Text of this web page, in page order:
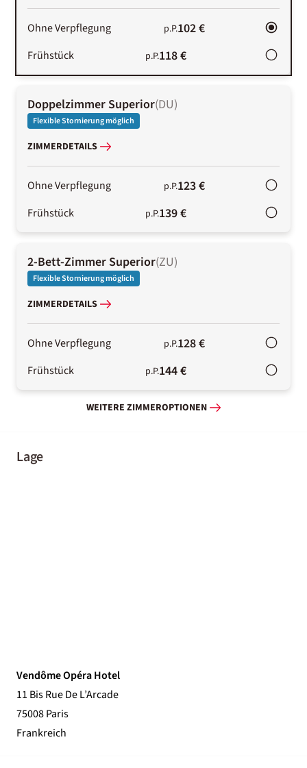
Ohne Verpflegung p.P.102 €
Frühstück p.P.118 €
Doppelzimmer Superior(DU)
Flexible Stornierung möglich
ZIMMERDETAILS
Ohne Verpflegung p.P.123 €
Frühstück p.P.139 €
2-Bett-Zimmer Superior(ZU)
Flexible Stornierung möglich
ZIMMERDETAILS
Ohne Verpflegung p.P.128 €
Frühstück p.P.144 €
WEITERE ZIMMEROPTIONEN
Lage
Vendôme Opéra Hotel
11 Bis Rue De L’Arcade
75008 Paris
Frankreich